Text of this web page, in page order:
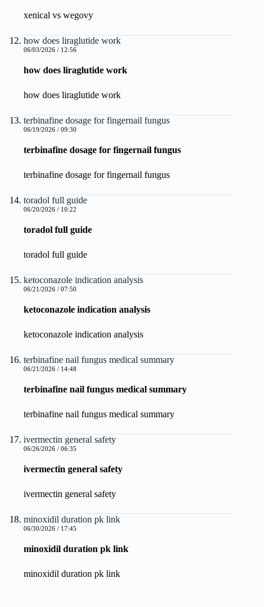
xenical vs wegovy
how does liraglutide work
06/03/2026 / 12:56
how does liraglutide work
how does liraglutide work
terbinafine dosage for fingernail fungus
06/19/2026 / 09:30
terbinafine dosage for fingernail fungus
terbinafine dosage for fingernail fungus
toradol full guide
06/20/2026 / 10:22
toradol full guide
toradol full guide
ketoconazole indication analysis
06/21/2026 / 07:50
ketoconazole indication analysis
ketoconazole indication analysis
terbinafine nail fungus medical summary
06/21/2026 / 14:48
terbinafine nail fungus medical summary
terbinafine nail fungus medical summary
ivermectin general safety
06/26/2026 / 06:35
ivermectin general safety
ivermectin general safety
minoxidil duration pk link
06/30/2026 / 17:45
minoxidil duration pk link
minoxidil duration pk link